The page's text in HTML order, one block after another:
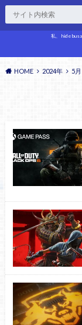
私、
HOME 2024年 5月